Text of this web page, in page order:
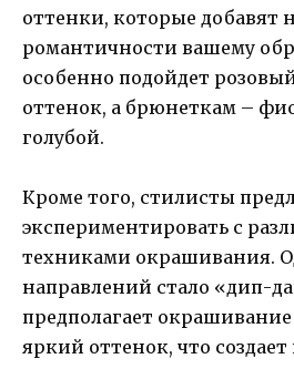
оттенки, которые добавят
романтичности вашему
особенно подойдет
оттенок, а брюнеткам –
голубой.
Кроме того, стилисты
экспериментировать с
техниками окрашивания.
направлений стало «дип-
предполагает
яркий оттенок, что